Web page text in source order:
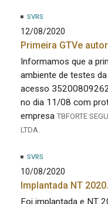
SVRS
12/08/2020
Primeira GTVe
Informamos que a
ambiente de testes
acesso
no dia 11/08 com
empresa TBFORTE
LTDA.
SVRS
10/08/2020
Implantada NT
Foi implantada e NT